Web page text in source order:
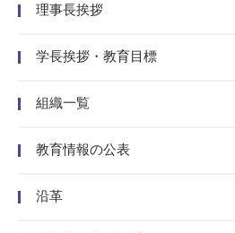
理事長挨拶
学長挨拶・教育目標
組織一覧
教育情報の公表
沿革